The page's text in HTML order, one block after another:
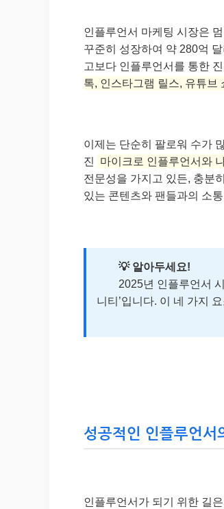
인플루언서 마케팅 시장은
꾸준히 성장하여 약 280억
고보다 인플루언서를 통한
톡, 인스타그램 릴스, 유튜브
이제는 단순히 팔로워 수가
진
마이크로 인플루언서와
전문성을 가지고 있든, 충분
있는 콘텐츠와 팬들과의 소
💡 알아두세요!
2025년 인플루언서 시장
니티’입니다. 이 네 가지
성공적인 인플루언서
인플루언서가 되기 위한 길